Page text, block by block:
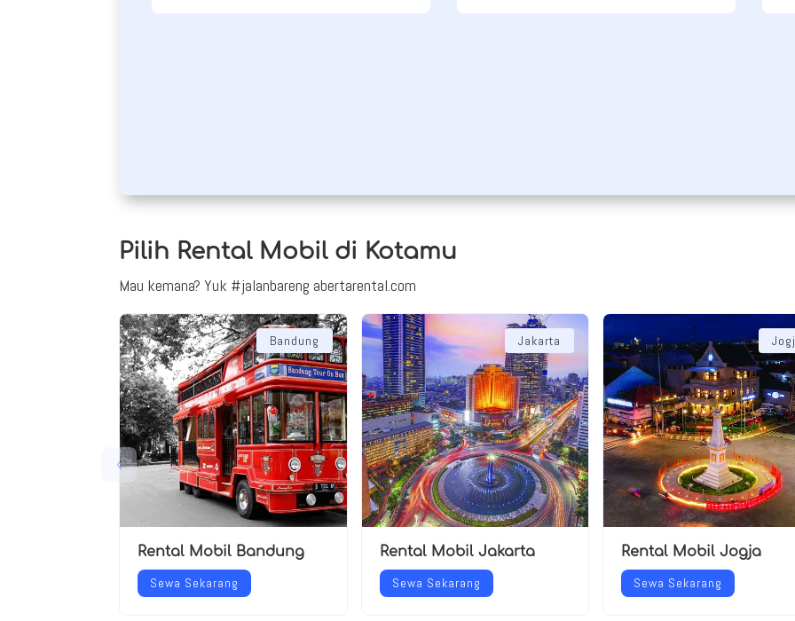
Pilih Rental Mobil di Kotamu
Mau kemana? Yuk #jalanbareng abertarental.com
Bandung
Rental Mobil Bandung
Sewa Sekarang
Jakarta
Rental Mobil Jakarta
Sewa Sekarang
Rental Mobil Jogja
Sewa Sekarang